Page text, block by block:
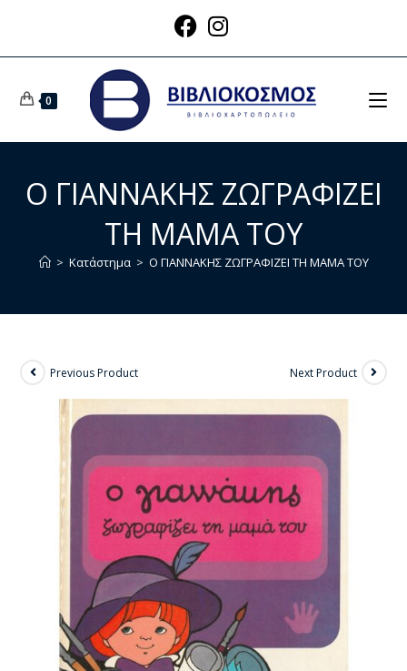
0
Ο ΓΙΑΝΝΑΚΗΣ ΖΩΓΡΑΦΙΖΕΙ
ΤΗ ΜΑΜΑ ΤΟΥ
> Κατάστημα > Ο ΓΙΑΝΝΑΚΗΣ ΖΩΓΡΑΦΙΖΕΙ ΤΗ ΜΑΜΑ ΤΟΥ
Previous Product Next Product